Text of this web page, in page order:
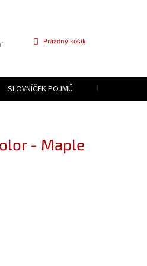
NÁKUPNÍ
Prázdný košík
SLOVNÍČEK POJMŮ PROGRAM
- Maple